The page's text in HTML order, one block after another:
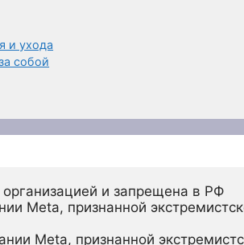
и ухода
собой
и запрещена в РФ
Meta, признанной
Meta, признанной